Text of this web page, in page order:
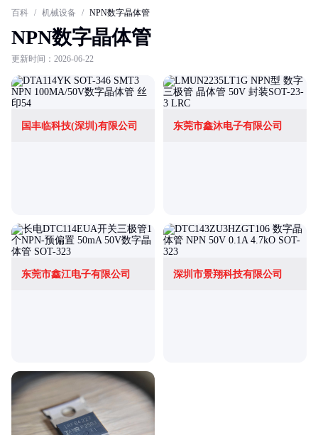
百科 / 机械设备 / NPN数字晶体管
NPN数字晶体管
更新时间：2026-06-22
国丰临科技(深圳)有限公司 东莞市鑫沐电子有限公司
东莞市鑫江电子有限公司 深圳市景翔科技有限公司